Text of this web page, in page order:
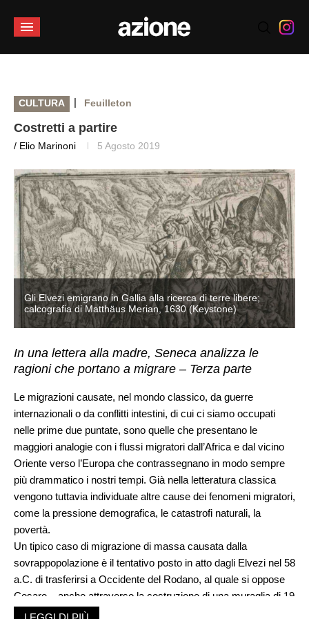
CULTURA | Feuilleton
Costretti a partire
/ Elio Marinoni 5 Agosto 2019
Gli Elvezi emigrano in Gallia alla ricerca di terre libere;
calcografia di Matthäus Merian, 1630 (Keystone)
In una lettera alla madre, Seneca analizza le
ragioni che portano a migrare – Terza parte
Le migrazioni causate, nel mondo classico, da guerre
internazionali o da conflitti intestini, di cui ci siamo occupati
nelle prime due puntate, sono quelle che presentano le
maggiori analogie con i flussi migratori dall’Africa e dal vicino
Oriente verso l’Europa che contrassegnano in modo sempre
più drammatico i nostri tempi. Già nella letteratura classica
vengono tuttavia individuate altre cause dei fenomeni migratori,
come la pressione demografica, le catastrofi naturali, la
povertà.
Un tipico caso di migrazione di massa causata dalla
sovrappopolazione è il tentativo posto in atto dagli Elvezi nel 58
a.C. di trasferirsi a Occidente del Rodano, al quale si oppose
Cesare – anche attraverso la costruzione di una muraglia di 19
miglia dal lago Lemano al monte Giura (Cesare,